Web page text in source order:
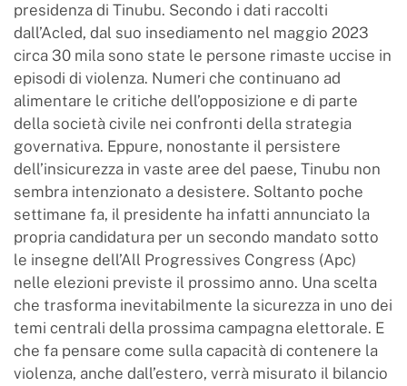
presidenza di Tinubu. Secondo i dati raccolti
dall’Acled, dal suo insediamento nel maggio 2023
circa 30 mila sono state le persone rimaste uccise in
episodi di violenza. Numeri che continuano ad
alimentare le critiche dell’opposizione e di parte
della società civile nei confronti della strategia
governativa. Eppure, nonostante il persistere
dell’insicurezza in vaste aree del paese, Tinubu non
sembra intenzionato a desistere. Soltanto poche
settimane fa, il presidente ha infatti annunciato la
propria candidatura per un secondo mandato sotto
le insegne dell’All Progressives Congress (Apc)
nelle elezioni previste il prossimo anno. Una scelta
che trasforma inevitabilmente la sicurezza in uno dei
temi centrali della prossima campagna elettorale. E
che fa pensare come sulla capacità di contenere la
violenza, anche dall’estero, verrà misurato il bilancio